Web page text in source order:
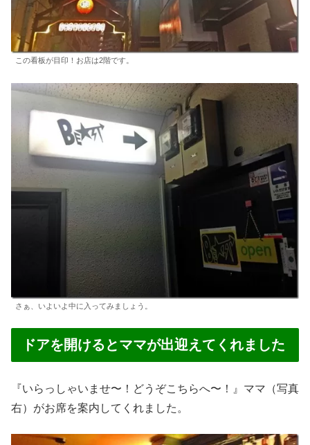
この看板が目印！お店は2階です。
さぁ、いよいよ中に入ってみましょう。
ドアを開けるとママが出迎えてくれました
『いらっしゃいませ〜！どうぞこちらへ〜！』ママ（写真
右）がお席を案内してくれました。